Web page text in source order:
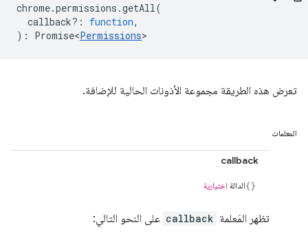
chrome.permissions .getAll(
callback? : function,
) : Promise<Permissions>
تعرض هذه الطريقة مجموعة الأذونات الحالية للإضافة.
المعلمات
callback
الدالة اختيارية
تظهر المَعلمة callback على النحو التالي: